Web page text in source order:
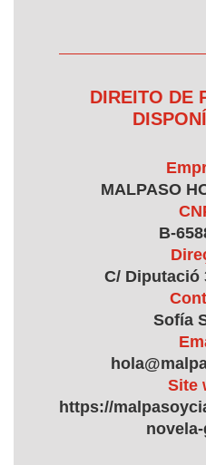
DIREITO DE
MALPASO
B-
C/ Diputació
Sofía
Site
https://